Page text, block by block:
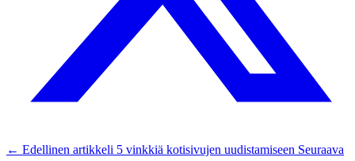
← Edellinen artikkeli 5 vinkkiä kotisivujen uudistamiseen Seuraava